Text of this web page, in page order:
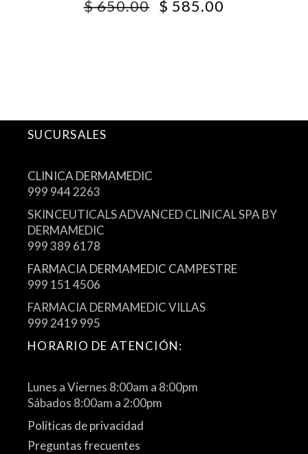
$650.00 ORIGINAL
$ 585.00
SUCURSALES
CLINICA DERMAMEDIC
999 944 2263
SKINCEUTICALS ADVANCED CLINICAL SPA BY
DERMAMEDIC
999 389 6178
FARMACIA DERMAMEDIC CAMPESTRE
999 151 4506
FARMACIA DERMAMEDIC VILLAS
999 2419 995
HORARIO DE ATENCIÓN:
Lunes a Viernes 8:00am a 8:00pm
Sábados 8:00am a 2:00pm
Políticas de privacidad
Preguntas frecuentes